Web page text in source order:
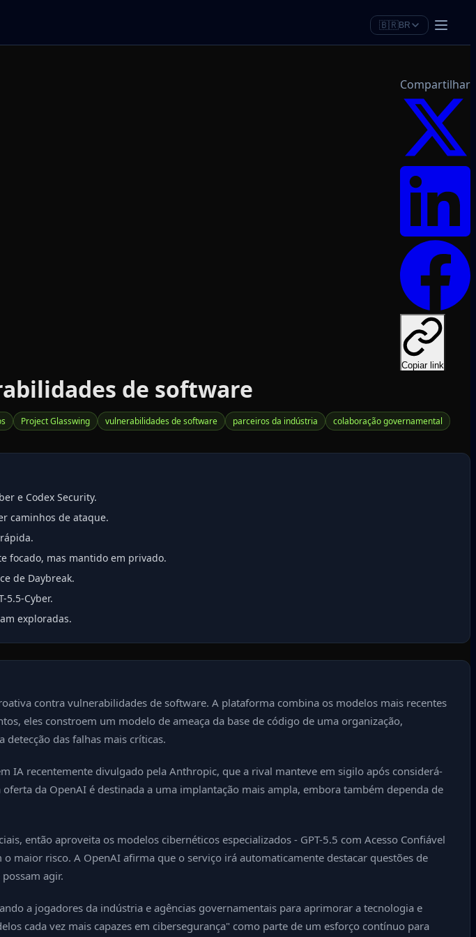
🇧🇷BR
Compartilhar
Copiar link
de software
Project Glasswing vulnerabilidades de software parceiros da indústria colaboração governamental
e Codex Security.
caminhos de ataque.
focado, mas mantido em privado.
de Daybreak.
5.5-Cyber.
exploradas.
contra vulnerabilidades de software. A plataforma combina os modelos mais recentes
eles constroem um modelo de ameaça da base de código de uma organização,
das falhas mais críticas.
IA recentemente divulgado pela Anthropic, que a rival manteve em sigilo após considerá-
da OpenAI é destinada a uma implantação mais ampla, embora também dependa de
então aproveita os modelos cibernéticos especializados - GPT-5.5 com Acesso Confiável
maior risco. A OpenAI afirma que o serviço irá automaticamente destacar questões de
agir.
a jogadores da indústria e agências governamentais para aprimorar a tecnologia e
cada vez mais capazes em cibersegurança" como parte de um esforço contínuo para